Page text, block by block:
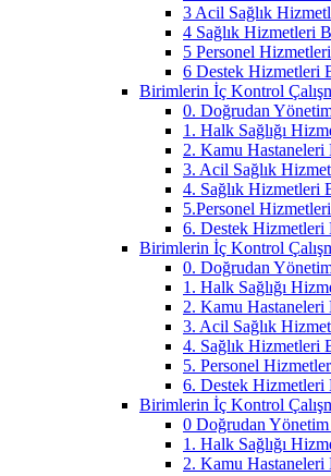
3 Acil Sağlık
4 Sağlık Hizmetleri
5 Personel Hizmetleri
6 Destek Hizmetleri
Birimlerin İç Kontrol
0. Doğrudan
1. Halk Sağlığı
2. Kamu Hastaneleri
3. Acil Sağlık
4. Sağlık Hizmetleri
5.Personel Hizmetleri
6. Destek Hizmetleri
Birimlerin İç Kontrol
0. Doğrudan
1. Halk Sağlığı
2. Kamu Hastaneleri
3. Acil Sağlık
4. Sağlık Hizmetleri
5. Personel
6. Destek Hizmetleri
Birimlerin İç Kontrol
0 Doğrudan Yönetim
1. Halk Sağlığı
2. Kamu Hastaneleri